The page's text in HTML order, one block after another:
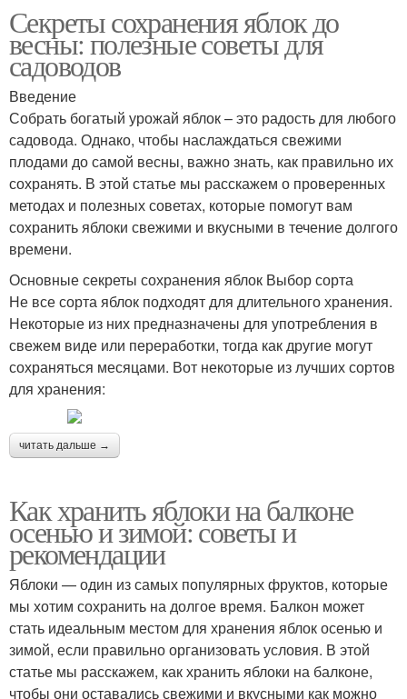
Секреты сохранения яблок до
весны: полезные советы для
садоводов
Введение
Собрать богатый урожай яблок – это радость для любого
садовода. Однако, чтобы наслаждаться свежими
плодами до самой весны, важно знать, как правильно их
сохранять. В этой статье мы расскажем о проверенных
методах и полезных советах, которые помогут вам
сохранить яблоки свежими и вкусными в течение долгого
времени.
Основные секреты сохранения яблок Выбор сорта
Не все сорта яблок подходят для длительного хранения.
Некоторые из них предназначены для употребления в
свежем виде или переработки, тогда как другие могут
сохраняться месяцами. Вот некоторые из лучших сортов
для хранения:
читать дальше →
Как хранить яблоки на балконе
осенью и зимой: советы и
рекомендации
Яблоки — один из самых популярных фруктов, которые
мы хотим сохранить на долгое время. Балкон может
стать идеальным местом для хранения яблок осенью и
зимой, если правильно организовать условия. В этой
статье мы расскажем, как хранить яблоки на балконе,
чтобы они оставались свежими и вкусными как можно